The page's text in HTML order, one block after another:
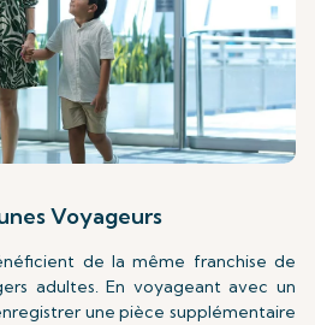
Voyageurs
de la même franchise de
adultes. En voyageant avec un
une pièce supplémentaire